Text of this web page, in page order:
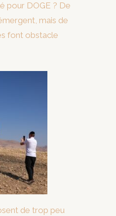
pour DOGE ? De
mais de
font obstacle
de trop peu